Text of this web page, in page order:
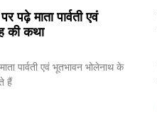
पढ़े माता पार्वती एवं
की कथा
पार्वती एवं भूतभावन भोलेनाथ के
हैं